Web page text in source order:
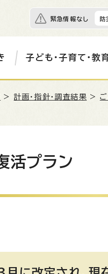
緊急情報なし 防
子ども・子育て・教
> 計画・指針・調査結果 >
活プラン